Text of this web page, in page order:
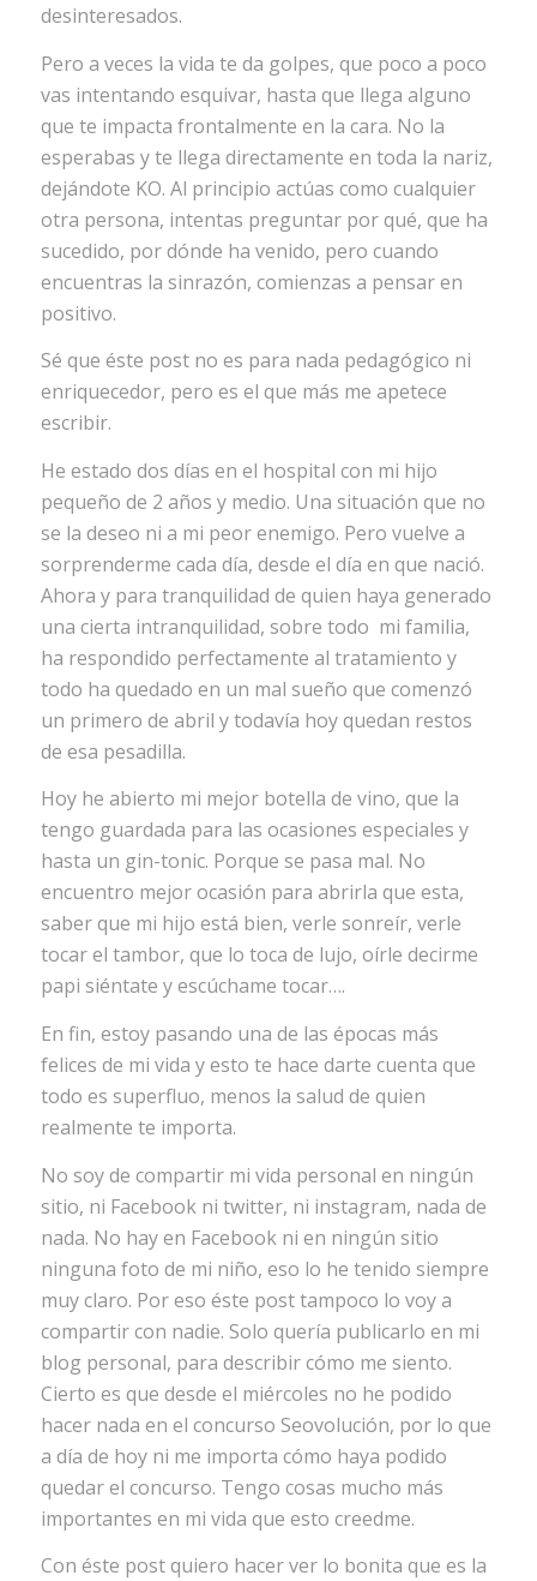
desinteresados.
Pero a veces la vida te da golpes, que poco a poco
vas intentando esquivar, hasta que llega alguno
que te impacta frontalmente en la cara. No la
esperabas y te llega directamente en toda la nariz,
dejándote KO. Al principio actúas como cualquier
otra persona, intentas preguntar por qué, que ha
sucedido, por dónde ha venido, pero cuando
encuentras la sinrazón, comienzas a pensar en
positivo.
Sé que éste post no es para nada pedagógico ni
enriquecedor, pero es el que más me apetece
escribir.
He estado dos días en el hospital con mi hijo
pequeño de 2 años y medio. Una situación que no
se la deseo ni a mi peor enemigo. Pero vuelve a
sorprenderme cada día, desde el día en que nació.
Ahora y para tranquilidad de quien haya generado
una cierta intranquilidad, sobre todo mi familia,
ha respondido perfectamente al tratamiento y
todo ha quedado en un mal sueño que comenzó
un primero de abril y todavía hoy quedan restos
de esa pesadilla.
Hoy he abierto mi mejor botella de vino, que la
tengo guardada para las ocasiones especiales y
hasta un gin-tonic. Porque se pasa mal. No
encuentro mejor ocasión para abrirla que esta,
saber que mi hijo está bien, verle sonreír, verle
tocar el tambor, que lo toca de lujo, oírle decirme
papi siéntate y escúchame tocar….
En fin, estoy pasando una de las épocas más
felices de mi vida y esto te hace darte cuenta que
todo es superfluo, menos la salud de quien
realmente te importa.
No soy de compartir mi vida personal en ningún
sitio, ni Facebook ni twitter, ni instagram, nada de
nada. No hay en Facebook ni en ningún sitio
ninguna foto de mi niño, eso lo he tenido siempre
muy claro. Por eso éste post tampoco lo voy a
compartir con nadie. Solo quería publicarlo en mi
blog personal, para describir cómo me siento.
Cierto es que desde el miércoles no he podido
hacer nada en el concurso Seovolución, por lo que
a día de hoy ni me importa cómo haya podido
quedar el concurso. Tengo cosas mucho más
importantes en mi vida que esto creedme.
Con éste post quiero hacer ver lo bonita que es la